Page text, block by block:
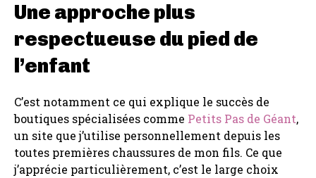
Une approche plus
respectueuse du pied de
l’enfant
C’est notamment ce qui explique le succès de
boutiques spécialisées comme Petits Pas de Géant,
un site que j’utilise personnellement depuis les
toutes premières chaussures de mon fils. Ce que
j’apprécie particulièrement, c’est le large choix